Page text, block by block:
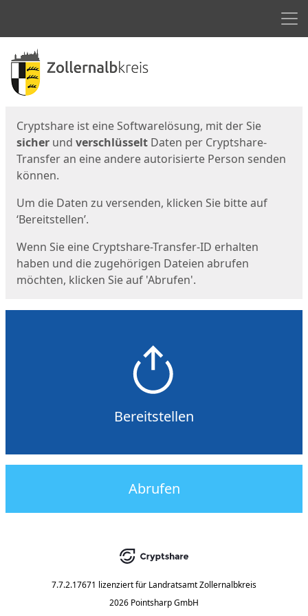
Start
Cryptshare ist eine Softwarelösung, mit der Sie
sicher und verschlüsselt Daten per Cryptshare-
Transfer an eine andere autorisierte Person senden
können.
Um die Daten zu versenden, klicken Sie bitte auf
‘Bereitstellen’.
Wenn Sie eine Cryptshare-Transfer-ID erhalten
haben und die zugehörigen Dateien abrufen
möchten, klicken Sie auf 'Abrufen'.
Bereitstellen
Abrufen
7.7.2.17671 lizenziert für Landratsamt Zollernalbkreis
2026 Pointsharp GmbH